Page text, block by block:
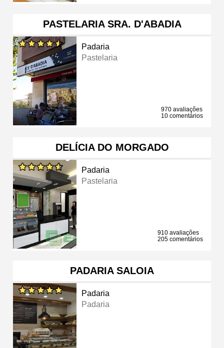
PASTELARIA SRA. D'ABADIA
Padaria
Pastelaria
970 avaliações
10 comentários
DELÍCIA DO MORGADO
Padaria
Pastelaria
910 avaliações
205 comentários
PADARIA SALOIA
Padaria
Padaria